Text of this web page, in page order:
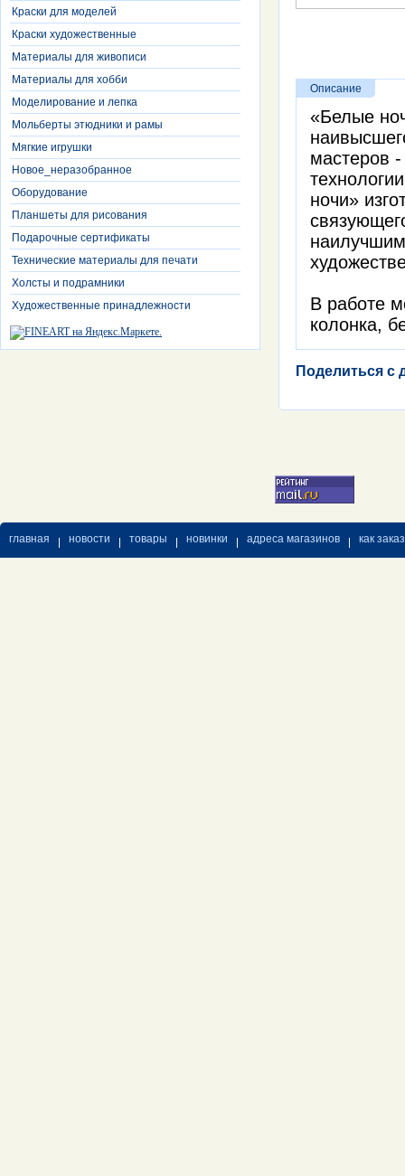
Краски для моделей
Краски художественные
Материалы для живописи
Материалы для хобби
Моделирование и лепка
Мольберты этюдники и рамы
Мягкие игрушки
Новое_неразобранное
Оборудование
Планшеты для рисования
Подарочные сертификаты
Технические материалы для печати
Холсты и подрамники
Художественные принадлежности
Описание
«Белые
мастеров
ночи»
В работе
колонка,
Поделиться с
главная новости товары новинки адреса магазинов как